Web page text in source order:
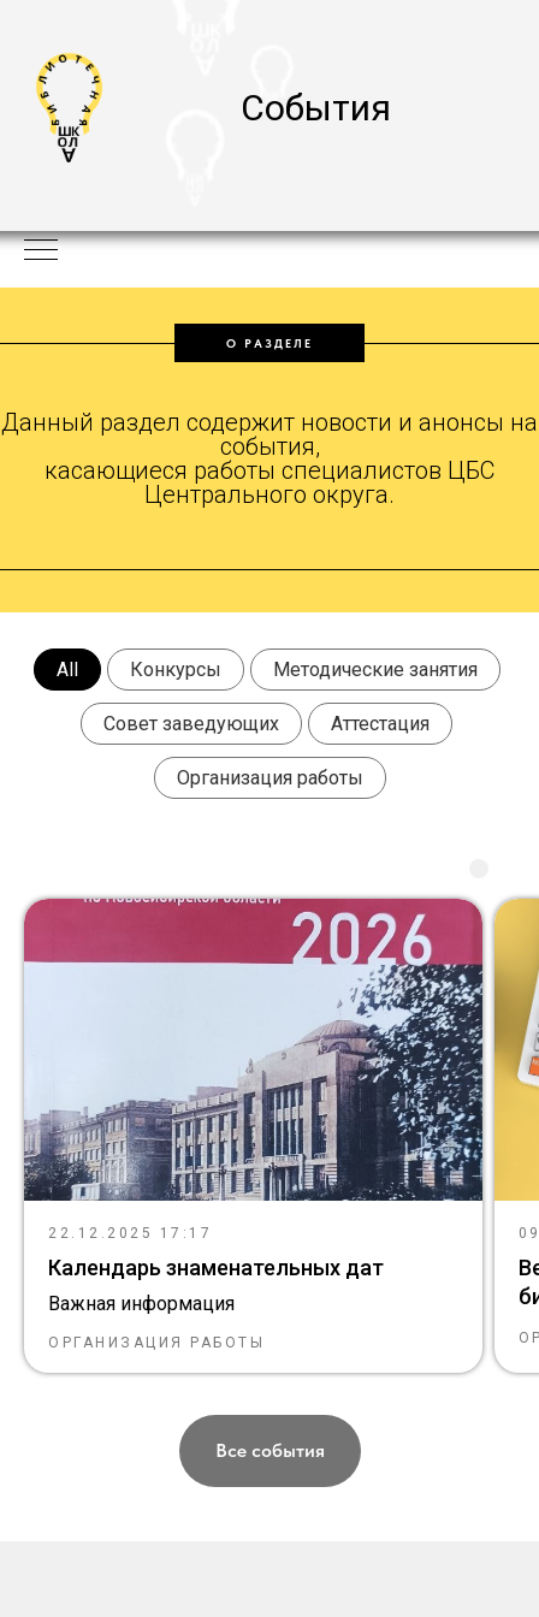
События
О РАЗДЕЛЕ
Данный раздел содержит новости и анонсы на
события,
касающиеся работы специалистов ЦБС
Центрального округа.
All Конкурсы Методические занятия
Совет заведующих Аттестация
Организация работы
22.12.2025 17:17
Календарь знаменательных дат
Важная информация
ОРГАНИЗАЦИЯ РАБОТЫ
Все события